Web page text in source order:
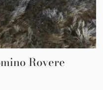
Rovere